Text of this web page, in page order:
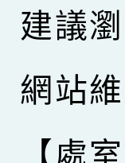
建議
網站
【處